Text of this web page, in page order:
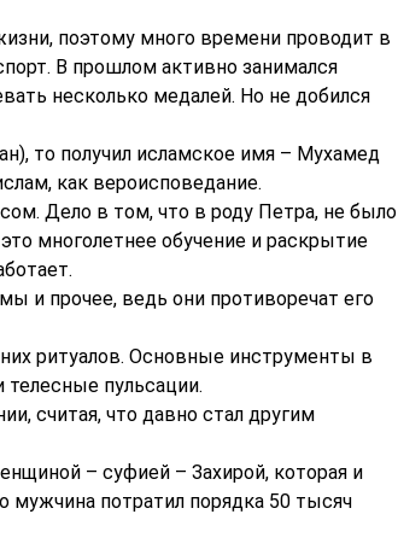
поэтому много времени проводит в
В прошлом активно занимался
несколько медалей. Но не добился
то получил исламское имя – Мухамед
как вероисповедание.
Дело в том, что в роду Петра, не было
многолетнее обучение и раскрытие
и прочее, ведь они противоречат его
ритуалов. Основные инструменты в
телесные пульсации.
считая, что давно стал другим
– суфией – Захирой, которая и
потратил порядка 50 тысяч